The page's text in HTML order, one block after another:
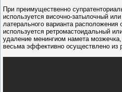
При преимущественно
используется височно-затылочный
латерального варианта
используется ретромастоидальный
удаление менингиом намета
весьма эффективно осуществлено из